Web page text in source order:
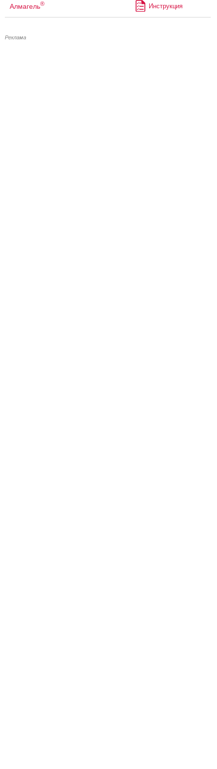
Алмагель® Инструкция
Реклама